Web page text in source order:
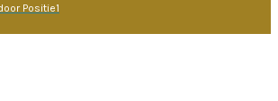
Positie1